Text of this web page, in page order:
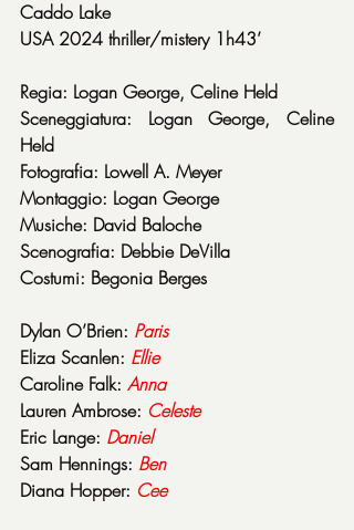
Caddo Lake
USA 2024 thriller/mistery 1h43’
Regia: Logan George, Celine Held
Sceneggiatura: Logan George, Celine
Held
Fotografia: Lowell A. Meyer
Montaggio: Logan George
Musiche: David Baloche
Scenografia: Debbie DeVilla
Costumi: Begonia Berges
Dylan O’Brien: Paris
Eliza Scanlen: Ellie
Caroline Falk: Anna
Lauren Ambrose: Celeste
Eric Lange: Daniel
Sam Hennings: Ben
Diana Hopper: Cee